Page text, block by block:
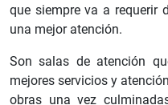
que siempre va a requerir
una mejor atención.
Son salas de atención
mejores servicios y
obras una vez